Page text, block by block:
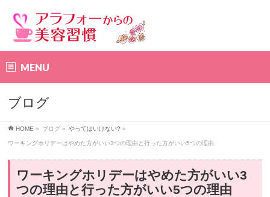
MENU
ブログ
HOME » ブログ » やってはいけない? »
ワーキングホリデーはやめた方がいい3つの理由と行った方がいい5つの理由
ワーキングホリデーはやめた方がいい3
つの理由と行った方がいい5つの理由